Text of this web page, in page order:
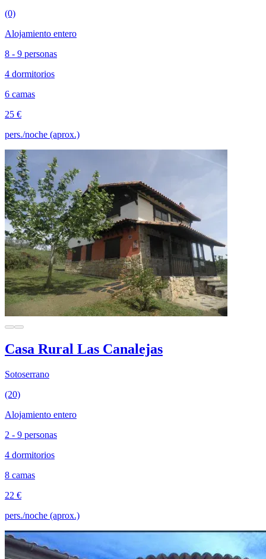
(0)
Alojamiento entero
8 - 9 personas
4 dormitorios
6 camas
25 €
pers./noche (aprox.)
Casa Rural Las Canalejas
Sotoserrano
(20)
Alojamiento entero
2 - 9 personas
4 dormitorios
8 camas
22 €
pers./noche (aprox.)